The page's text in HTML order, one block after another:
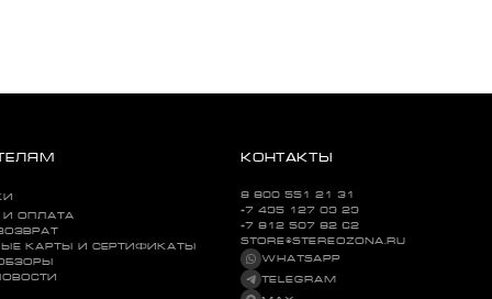
И ОПЛАТА
КАРТЫ И СЕРТИФИКАТЫ
КОНТАКТЫ
8 800 551 21 31
+7 495 127 09 29
+7 812 507 82 62
STORE@STEREOZONA.RU
WHATSAPP
TELEGRAM